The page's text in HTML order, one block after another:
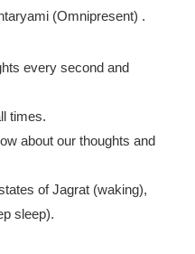
(Omnipresent) .
every second and
times.
about our thoughts and
of Jagrat (waking),
sleep).